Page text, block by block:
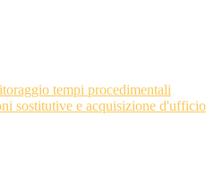
tempi procedimentali
sostitutive e acquisizione d'ufficio